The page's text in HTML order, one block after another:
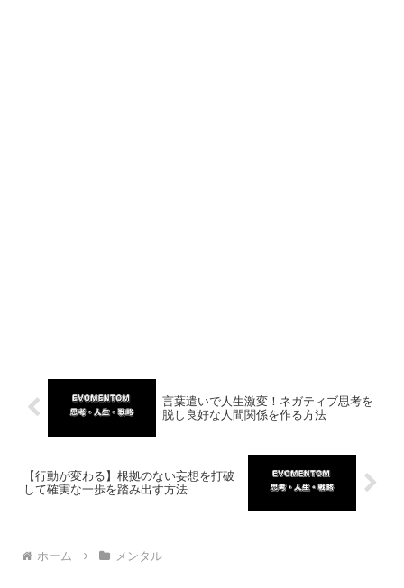
言葉遣いで人生激変！ネガティブ思考を
脱し良好な人間関係を作る方法
【行動が変わる】根拠のない妄想を打破
して確実な一歩を踏み出す方法
ホーム メンタル